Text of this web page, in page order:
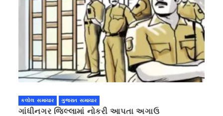
કલોલ સમાચાર ગુજરાત સમાચાર
ગાંધીનગર જિલ્લામાં નોકરી આપતા અગાઉ